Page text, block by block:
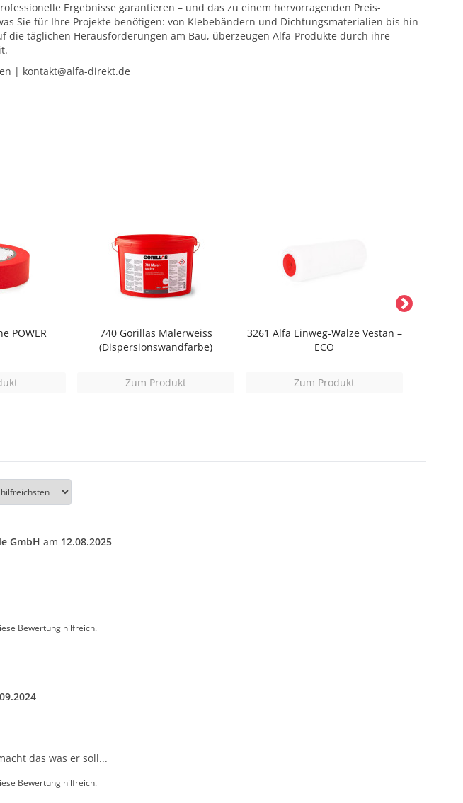
Ergebnisse garantieren – und das zu einem hervorragenden Preis-
Sie für Ihre Projekte benötigen: von Klebebändern und Dichtungsmaterialien bis hin
die täglichen Herausforderungen am Bau, überzeugen Alfa-Produkte durch ihre
| kontakt@alfa-direkt.de
POWER
740 Gorillas Malerweiss
(Dispersionswandfarbe)
Zum Produkt
3261 Alfa Einweg-Walze Vestan –
ECO
Zum Produkt
GmbH am 12.08.2025
Bewertung hilfreich.
das was er soll...
Bewertung hilfreich.